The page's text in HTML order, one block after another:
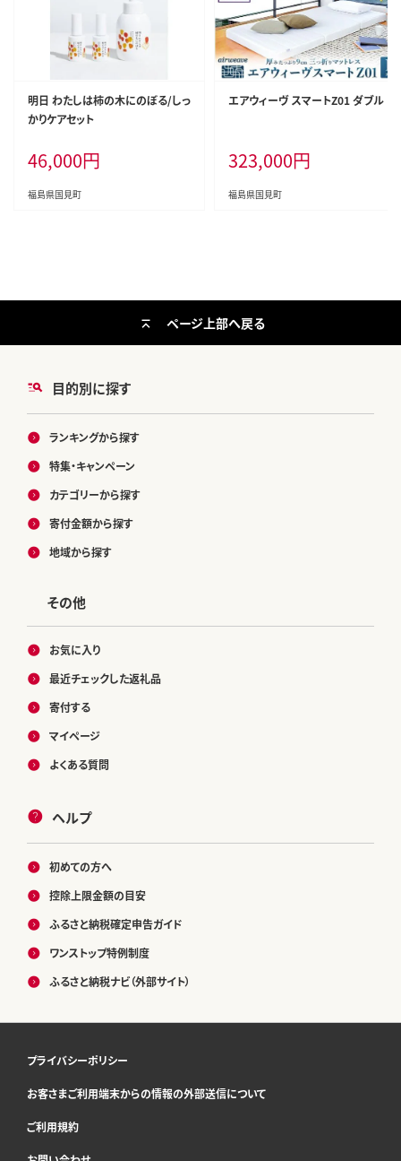
明日 わたしは柿の木にのぼる/しっ
かりケアセット
46,000円
福島県国見町
エアウィーヴ スマートZ01 ダブル
323,000円
福島県国見町
目的別に探す
ランキングから探す
特集・キャンペーン
カテゴリーから探す
寄付金額から探す
地域から探す
その他
お気に入り
最近チェックした返礼品
寄付する
マイページ
よくある質問
ヘルプ
初めての方へ
控除上限金額の目安
ふるさと納税確定申告ガイド
ワンストップ特例制度
ふるさと納税ナビ（外部サイト）
ページ上部へ戻る
プライバシーポリシー
お客さまご利用端末からの情報の外部送信について
ご利用規約